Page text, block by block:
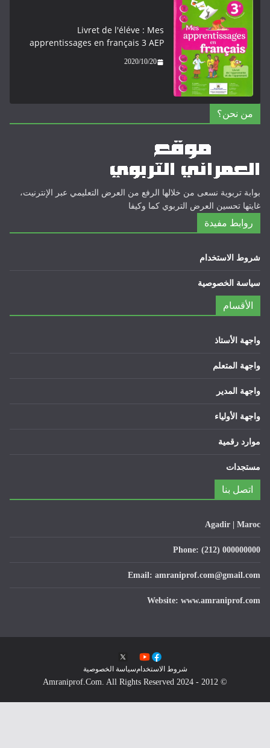
Livret de l'éléve : Mes
apprentissages en français 3 AEP
2020/10/20
من نحن؟
بوابة تربوية نسعى من خلالها الرفع من العرض التعليمي عبر الإنترنيت،
غايتها تحسين العرض التربوي كما وكيفا
روابط مفيدة
شروط الاستخدام
سياسة الخصوصية
الأقسام
واجهة الأستاذ
واجهة المتعلم
واجهة المدير
واجهة الأولياء
موارد رقمية
مستجدات
اتصل بنا
Agadir | Maroc
Phone: (212) 000000000
Email: amraniprof.com@gmail.com
Website: www.amraniprof.com
شروط الاستخدامسياسة الخصوصية
© 2012 - 2024 Amraniprof.Com. All Rights Reserved